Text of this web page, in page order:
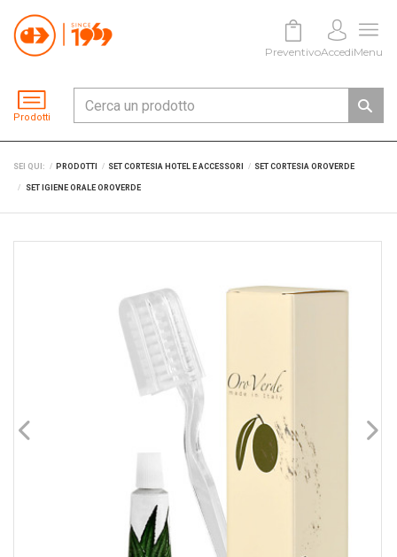
Prodotti
PreventivoAccediMenu
SEI QUI: PRODOTTI SET CORTESIA HOTEL E ACCESSORI SET CORTESIA OROVERDE
SET IGIENE ORALE OROVERDE